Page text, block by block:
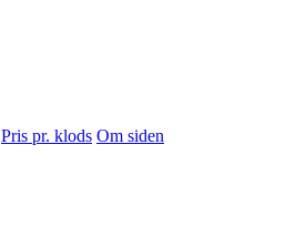
Pris pr. klods Om siden